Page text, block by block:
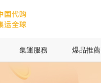
集運服務 爆品推薦